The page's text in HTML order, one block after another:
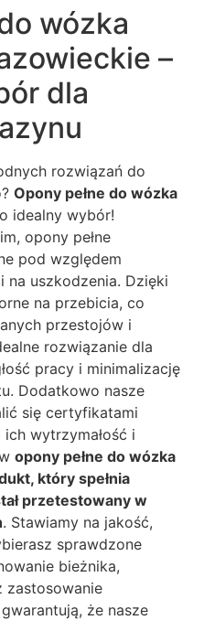
wózka
–
dla
rozwiązań do
Opony pełne do wózka
idealny wybór!
opony pełne
pod względem
na uszkodzenia. Dzięki
na przebicia, co
przestojów i
rozwiązanie dla
pracy i minimalizację
Dodatkowo nasze
się certyfikatami
wytrzymałość i
opony pełne do wózka
który spełnia
przetestowany w
. Stawiamy na jakość,
sprawdzone
bieżnika,
zastosowanie
że nasze